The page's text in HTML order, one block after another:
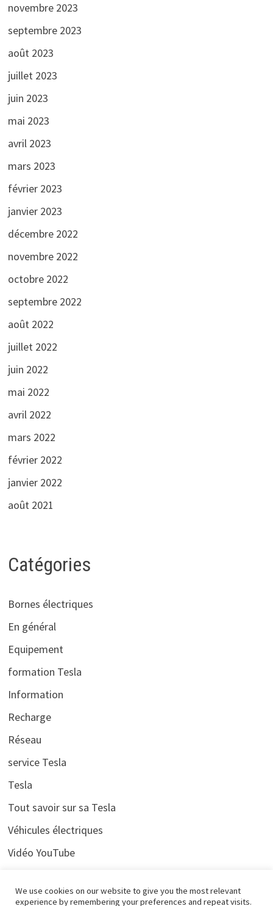
novembre 2023
septembre 2023
août 2023
juillet 2023
juin 2023
mai 2023
avril 2023
mars 2023
février 2023
janvier 2023
décembre 2022
novembre 2022
octobre 2022
septembre 2022
août 2022
juillet 2022
juin 2022
mai 2022
avril 2022
mars 2022
février 2022
janvier 2022
août 2021
Catégories
Bornes électriques
En général
Equipement
formation Tesla
Information
Recharge
Réseau
service Tesla
Tesla
Tout savoir sur sa Tesla
Véhicules électriques
Vidéo YouTube
We use cookies on our website to give you the most relevant
experience by remembering your preferences and repeat visits.